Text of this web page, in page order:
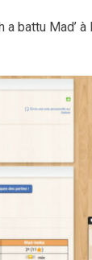
a battu Mad’